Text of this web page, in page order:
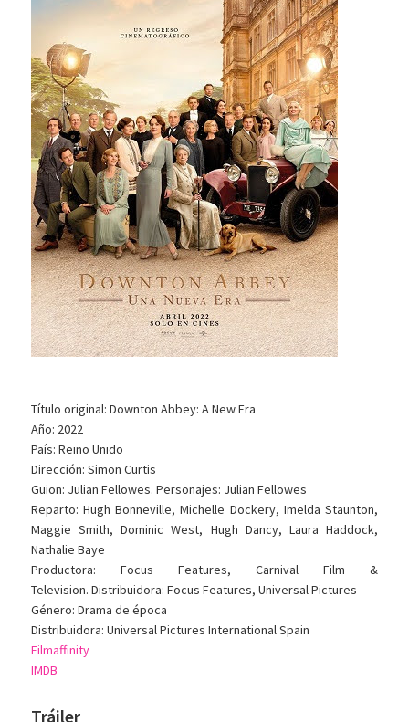
Título original: Downton Abbey: A New Era
Año: 2022
País: Reino Unido
Dirección: Simon Curtis
Guion: Julian Fellowes. Personajes: Julian Fellowes
Reparto: Hugh Bonneville, Michelle Dockery, Imelda Staunton,
Maggie Smith, Dominic West, Hugh Dancy, Laura Haddock,
Nathalie Baye
Productora: Focus Features, Carnival Film &
Television. Distribuidora: Focus Features, Universal Pictures
Género: Drama de época
Distribuidora: Universal Pictures International Spain
Filmaffinity
IMDB
Tráiler